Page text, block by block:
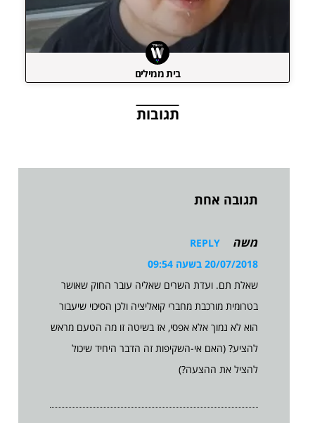
בית ממילים
תגובות
תגובה אחת
משה
REPLY
20/07/2018 בשעה 09:54
שאלת תם. ועדת השרים שאליה עובר החוק שאושר
בטרומית מורכבת מחברי קואליציה ולכן הסיכוי שיעבור
הוא לא נמוך אלא אפסי, אז בשיטה זו מה הטעם מראש
להציע? (האם אי-השקיפות זה הדבר היחיד שיכול
להציל את ההצעה?)